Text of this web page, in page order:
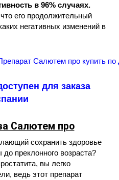
в 96% случаях.
его продолжительный
негативных изменений в
для заказа
Салютем про
сохранить здоровье
преклонного возраста?
вы легко
ведь этот препарат